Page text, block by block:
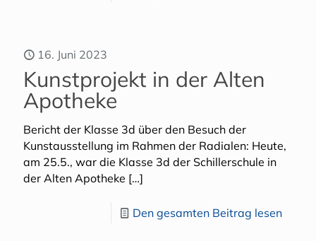
16. Juni 2023
Kunstprojekt in der Alten
Apotheke
Bericht der Klasse 3d über den Besuch der
Kunstausstellung im Rahmen der Radialen: Heute,
am 25.5., war die Klasse 3d der Schillerschule in
der Alten Apotheke […]
Den gesamten Beitrag lesen